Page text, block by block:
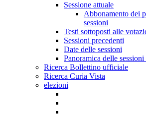
Sessione attuale
Abbonamento dei
sessioni
Testi sottoposti alle
Sessioni precedenti
Date delle sessioni
Panoramica delle
Ricerca Bollettino ufficiale
Ricerca Curia Vista
elezioni